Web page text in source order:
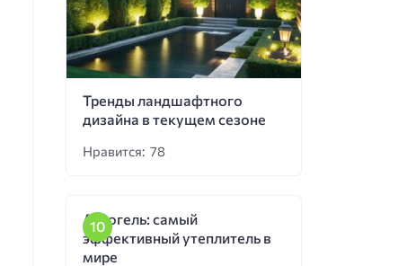
Тренды ландшафтного
дизайна в текущем сезоне
Нравится: 78
Аэрогель: самый
эффективный утеплитель в
мире